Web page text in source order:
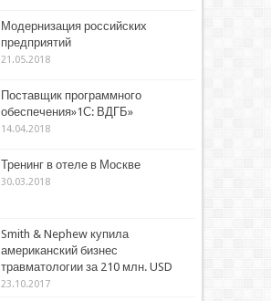
Модернизация российских
предприятий
21.05.2018
Поставщик программного
обеспечения»1С: ВДГБ»
14.04.2018
Тренинг в отеле в Москве
30.03.2018
Smith & Nephew купила
американский бизнес
травматологии за 210 млн. USD
23.10.2017